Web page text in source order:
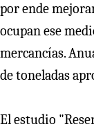
por ende
ocupan ese
mercancías.
de toneladas
El estudio